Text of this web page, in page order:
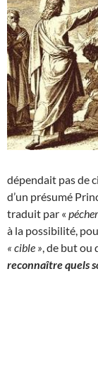
dépendait pas de
d’un présumé
traduit par « pécher
à la possibilité,
« cible » , de but ou
reconnaître quels